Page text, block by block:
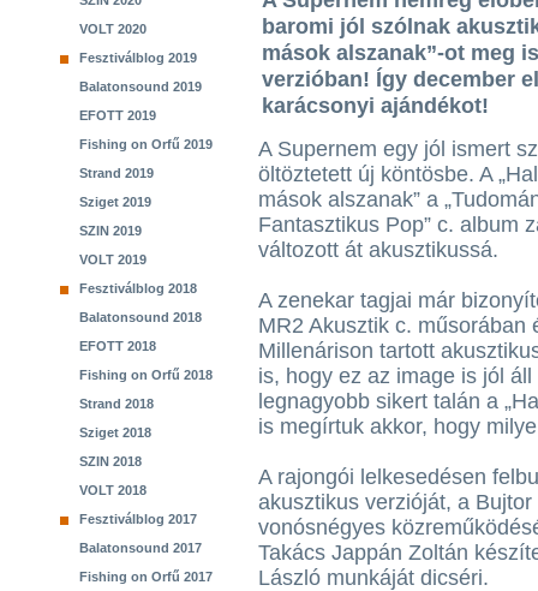
VOLT 2020
Fesztiválblog 2019
Balatonsound 2019
EFOTT 2019
Fishing on Orfű 2019
Strand 2019
Sziget 2019
SZIN 2019
VOLT 2019
Fesztiválblog 2018
Balatonsound 2018
EFOTT 2018
Fishing on Orfű 2018
Strand 2018
Sziget 2018
SZIN 2018
VOLT 2018
Fesztiválblog 2017
Balatonsound 2017
Fishing on Orfű 2017
baromi jól szólnak
mások alszanak”-ot meg
verzióban! Így december
karácsonyi ajándékot!
A Supernem egy jól ismert
öltöztetett új köntösbe. A
mások alszanak” a
Fantasztikus Pop” c. album
változott át akusztikussá.
A zenekar tagjai már
MR2 Akusztik c. műsorában
Millenárison tartott
is, hogy ez az image is jól
legnagyobb sikert talán a
is megírtuk akkor, hogy
A rajongói lelkesedésen
akusztikus verzióját, a
vonósnégyes
Takács Jappán Zoltán
László munkáját dicséri.